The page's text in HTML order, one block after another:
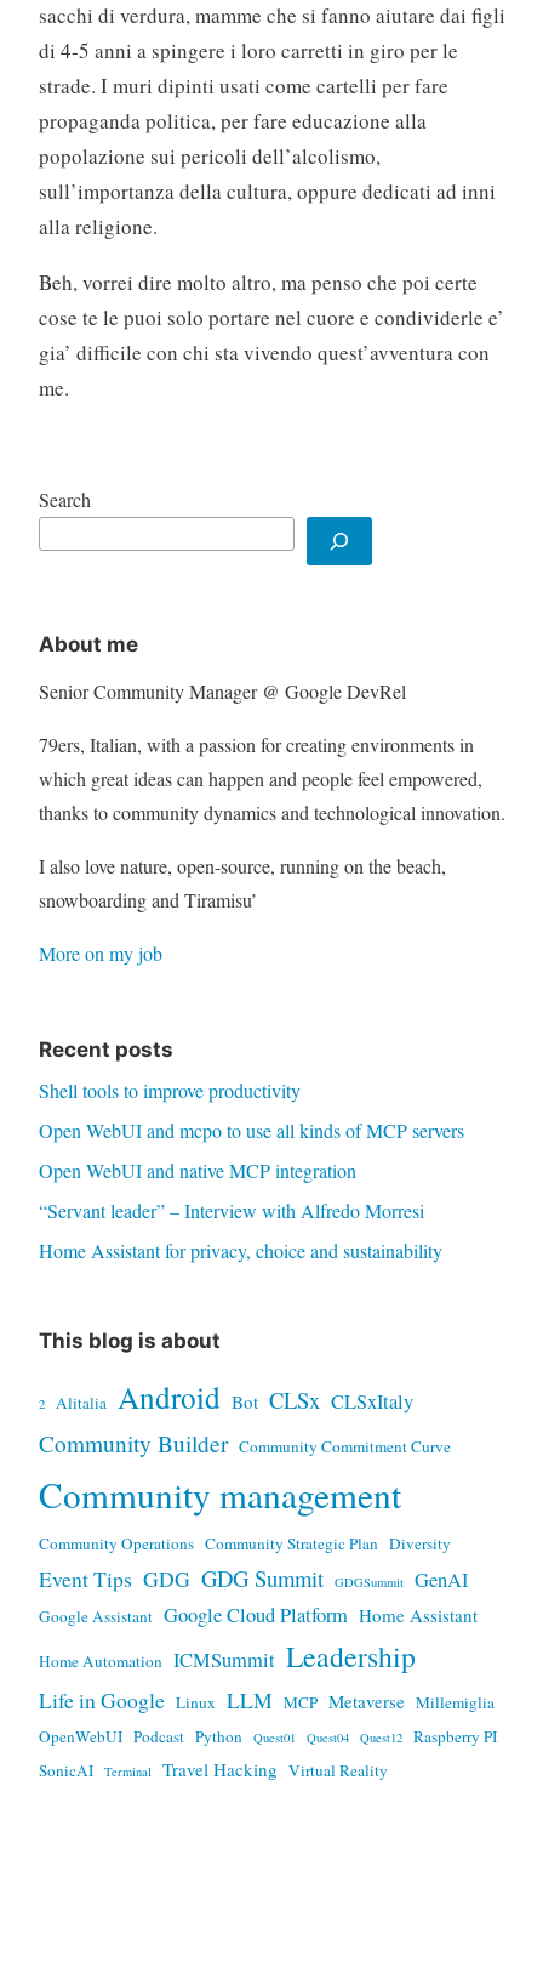
sacchi di verdura, mamme che si fanno aiutare dai figli
di 4-5 anni a spingere i loro carretti in giro per le
strade. I muri dipinti usati come cartelli per fare
propaganda politica, per fare educazione alla
popolazione sui pericoli dell’alcolismo,
sull’importanza della cultura, oppure dedicati ad inni
alla religione.
Beh, vorrei dire molto altro, ma penso che poi certe
cose te le puoi solo portare nel cuore e condividerle e’
gia’ difficile con chi sta vivendo quest’avventura con
me.
Search
About me
Senior Community Manager @ Google DevRel
79ers, Italian, with a passion for creating environments in
which great ideas can happen and people feel empowered,
thanks to community dynamics and technological innovation.
I also love nature, open-source, running on the beach,
snowboarding and Tiramisu’
More on my job
Recent posts
Shell tools to improve productivity
Open WebUI and mcpo to use all kinds of MCP servers
Open WebUI and native MCP integration
“Servant leader” – Interview with Alfredo Morresi
Home Assistant for privacy, choice and sustainability
This blog is about
2 Alitalia Android Bot CLSx CLSxItaly
Community Builder Community Commitment Curve
Community management
Community Operations Community Strategic Plan Diversity
Event Tips GDG GDG Summit GDGSummit GenAI
Google Assistant Google Cloud Platform Home Assistant
Home Automation ICMSummit Leadership
Life in Google Linux LLM MCP Metaverse Millemiglia
OpenWebUI Podcast Python Quest01 Quest04 Quest12
Raspberry PI
SonicAI
Terminal Travel Hacking Virtual Reality